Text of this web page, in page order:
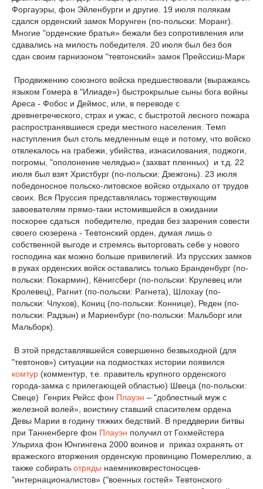
Форгауэры, фон Эйленбурги и другие. 19 июля полякам
сдался орденский замок Морунген (по-польски: Моранг).
Многие "орденские братья» бежали без сопротивления или
сдавались на милость победителя. 20 июля был без боя
сдан своим гарнизоном "тевтонский» замок Прейссиш-Марк
Продвижению союзного войска предшествовали (выражаясь
языком Гомера в "Илиаде») быстрокрылые сыны бога войны
Ареса - Фобос и Деймос, или, в переводе с
древнегреческого, страх и ужас, с быстротой лесного пожара
распространявшиеся среди местного населения. Темп
наступления был столь медленным еще и потому, что войско
отвлекалось на грабежи, убийства, изнасилования, поджоги,
погромы, "ополонение челядью» (захват пленных) и т.д. 22
июля был взят Христбург (по-польски: Дзежгонь). 23 июля
победоносное польско-литовское войско отдыхало от трудов
своих. Вся Пруссия представлялась торжествующим
завоевателям прямо-таки истомившейся в ожидании
поскорее сдаться победителю, предав без зазрения совести
своего сюзерена - Тевтонский орден, думая лишь о
собственной выгоде и стремясь выторговать себе у нового
господина как можно больше привилегий. Из прусских замков
в руках орденских войск оставались только Бранденбург (по-
польски: Покармин), Кёнигсберг (по-польски: Крулевец или
Кролевец), Рагнит (по-польски: Рагнета), Шлохау (по-
польски: Члухов), Кониц (по-польски: Коннице), Реден (по-
польски: Радзын) и Мариенбург (по-польски: Мальборг или
Мальборк).
В этой представлявшейся совершенно безвыходной (для
"тевтонов») ситуации на подмостках истории появился
комтур (комментур, т.е. правитель крупного орденского
города-замка с прилегающей областью) Швеца (по-польски:
Свеце) Генрих Рейсс фон Плауэн – "доблестный муж с
железной волей», воистину ставший спасителем ордена
Девы Марии в годину тяжких бедствий. В преддверии битвы
при Танненберге фон Плауэн получил от Гохмейстера
Ульриха фон Юнгингена 2000 воинов и приказ охранять от
вражеского вторжения орденскую провинцию Помереллию, а
также собирать отряды наемниковкрестоносцев-
"интернационалистов» ("военных гостей» Тевтонского